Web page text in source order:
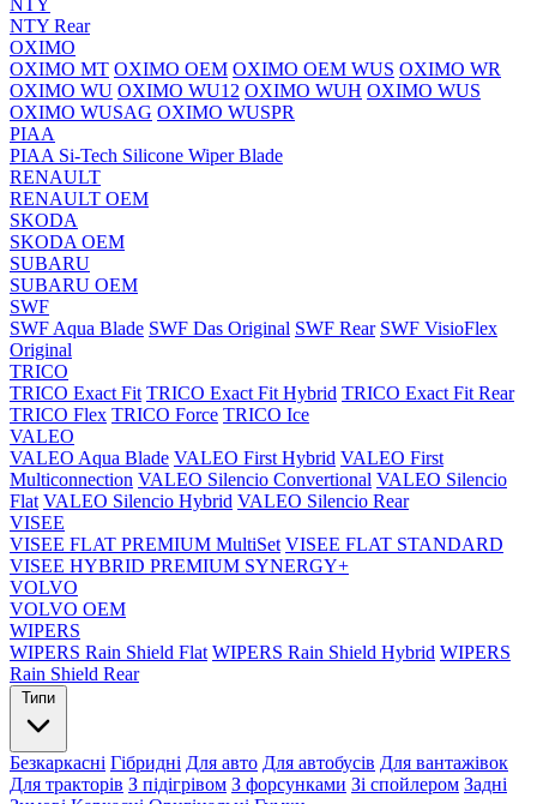
NTY Rear
OXIMO
OXIMO MT OXIMO OEM OXIMO OEM WUS OXIMO WR
OXIMO WU OXIMO WU12 OXIMO WUH OXIMO WUS
OXIMO WUSAG OXIMO WUSPR
PIAA
PIAA Si-Tech Silicone Wiper Blade
RENAULT
RENAULT OEM
SKODA
SKODA OEM
SUBARU
SUBARU OEM
SWF
SWF Aqua Blade SWF Das Original SWF Rear SWF VisioFlex
Original
TRICO
TRICO Exact Fit TRICO Exact Fit Hybrid TRICO Exact Fit Rear
TRICO Flex TRICO Force TRICO Ice
VALEO
VALEO Aqua Blade VALEO First Hybrid VALEO First
Multiconnection VALEO Silencio Convertional VALEO Silencio
Flat VALEO Silencio Hybrid VALEO Silencio Rear
VISEE
VISEE FLAT PREMIUM MultiSet VISEE FLAT STANDARD
VISEE HYBRID PREMIUM SYNERGY+
VOLVO
VOLVO OEM
WIPERS
WIPERS Rain Shield Flat WIPERS Rain Shield Hybrid WIPERS
Rain Shield Rear
Типи
Безкаркасні Гібридні Для авто Для автобусів Для вантажівок
Для тракторів З підігрівом З форсунками Зі спойлером Задні